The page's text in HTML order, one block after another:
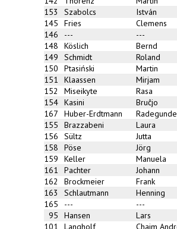
153
Szabolcs István
145
Fries Clemens
146
--- ---
148
Köslich Bernd
149
Schmidt Roland
150
Ptasiński Martin
151
Klaassen Mirjam
152
Miseikyte Rasa
154 Kasini Bruĉjo
167
Huber-Erdtmann Radegunde
155
Brazzabeni Laura
156
Sültz Jutta
158
Pöse Jörg
159
Keller Manuela
161
Pachter Johann
162
Brockmeier Frank
163
Schlautmann Henning
165
--- ---
95
Hansen Lars
101
Langholf Chajm